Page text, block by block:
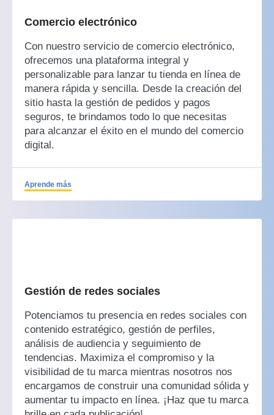
Comercio electrónico
Con nuestro servicio de comercio electrónico,
ofrecemos una plataforma integral y
personalizable para lanzar tu tienda en línea de
manera rápida y sencilla. Desde la creación del
sitio hasta la gestión de pedidos y pagos
seguros, te brindamos todo lo que necesitas
para alcanzar el éxito en el mundo del comercio
digital.
Aprende más
Gestión de redes sociales
Potenciamos tu presencia en redes sociales con
contenido estratégico, gestión de perfiles,
análisis de audiencia y seguimiento de
tendencias. Maximiza el compromiso y la
visibilidad de tu marca mientras nosotros nos
encargamos de construir una comunidad sólida y
aumentar tu impacto en línea. ¡Haz que tu marca